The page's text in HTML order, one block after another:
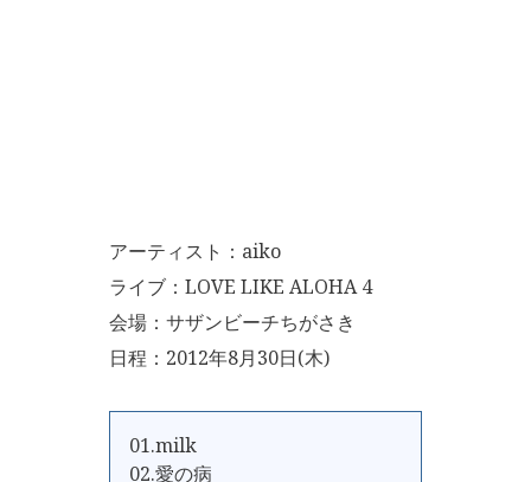
アーティスト：aiko
ライブ：LOVE LIKE ALOHA 4
会場：サザンビーチちがさき
日程：2012年8月30日(木)
01.milk
02.愛の病